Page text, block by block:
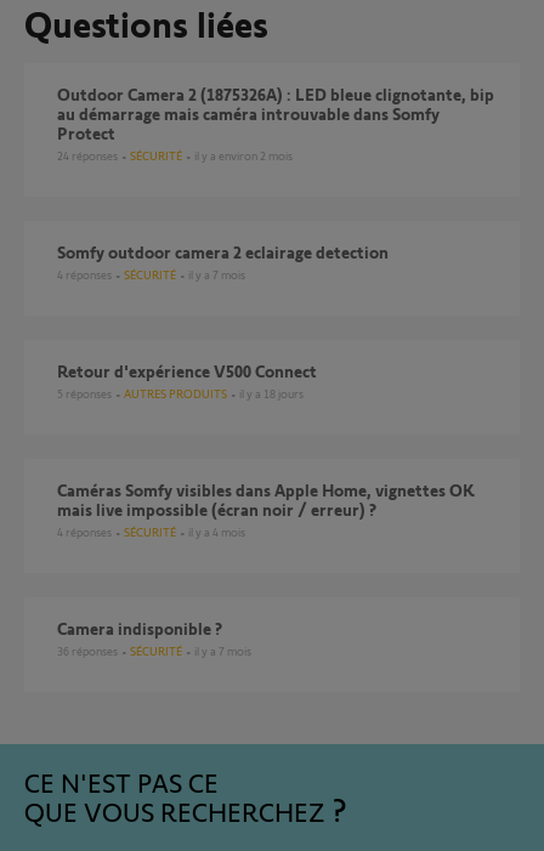
Questions liées
Outdoor Camera 2 (1875326A) : LED bleue clignotante, bip
au démarrage mais caméra introuvable dans Somfy
Protect
24 réponses SÉCURITÉ il y a environ 2 mois
somfy outdoor camera 2 eclairage detection
4 réponses SÉCURITÉ il y a 7 mois
Retour d'expérience V500 Connect
5 réponses AUTRES PRODUITS il y a 18 jours
Caméras Somfy visibles dans Apple Home, vignettes OK
mais live impossible (écran noir / erreur) ?
4 réponses SÉCURITÉ il y a 4 mois
Camera indisponible ?
36 réponses SÉCURITÉ il y a 7 mois
CE N'EST PAS CE
QUE VOUS RECHERCHEZ